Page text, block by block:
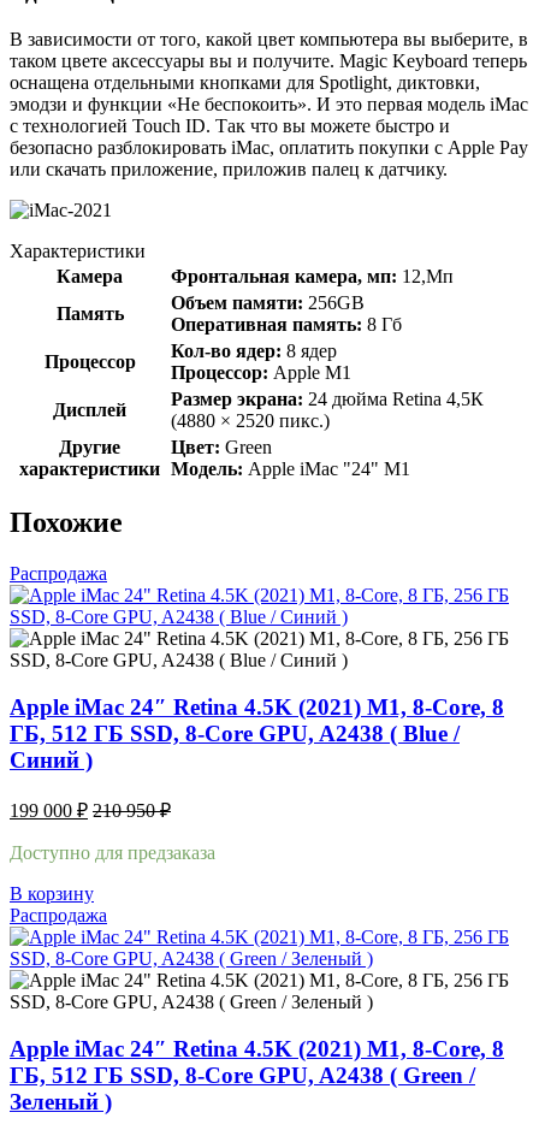
В зависимости от того, какой цвет компьютера вы выберите, в
таком цвете аксессуары вы и получите. Magic Keyboard теперь
оснащена отдельными кнопками для Spotlight, диктовки,
эмодзи и функции «Не беспокоить». И это первая модель iMac
с технологией Touch ID. Так что вы можете быстро и
безопасно разблокировать iMac, оплатить покупки с Apple Pay
или скачать приложение, приложив палец к датчику.
Характеристики
Камера
Фронтальная камера, мп: 12,Мп
Память
Объем памяти: 256GB
Оперативная память: 8 Гб
Процессор
Кол-во ядер: 8 ядер
Процессор: Apple M1
Дисплей
Размер экрана: 24 дюйма Retina 4,5К
(4880 × 2520 пикс.)
Другие
характеристики
Цвет: Green
Модель: Apple iMac "24" M1
Похожие
Распродажа
Apple iMac 24″ Retina 4.5K (2021) M1, 8-Core, 8
ГБ, 512 ГБ SSD, 8-Core GPU, A2438 ( Blue /
Синий )
199 000 ₽ 210 950₽
Доступно для предзаказа
В корзину
Распродажа
Apple iMac 24″ Retina 4.5K (2021) M1, 8-Core, 8
ГБ, 512 ГБ SSD, 8-Core GPU, A2438 ( Green /
Зеленый )